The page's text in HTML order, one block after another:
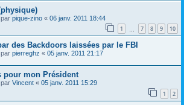
pique-zino « 06 janv. 2011 18:44
1 7 8 9 10
des Backdoors laissées par le FBI
pierreghz « 05 janv. 2011 21:17
pour mon Président
Vincent « 05 janv. 2011 15:29
1 2